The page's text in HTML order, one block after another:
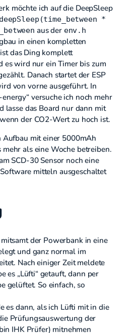
möchte ich auf die DeepSleep
*
aus der env.h
in einen kompletten
das Ding komplett
es wird nur ein Timer bis zum
Danach startet der ESP
von vorne ausgeführt. In
versuche ich noch mehr
lasse das Board nur dann mit
der CO2-Wert zu hoch ist.
Aufbau mit einer 5000mAh
als eine Woche betreiben.
SCD-30 Sensor noch eine
mitteln ausgeschaltet
der Powerbank in eine
und ganz normal im
Nach einiger Zeit meldete
es „Lüfti“ getauft, dann per
gelüftet. So einfach, so
es dann, als ich Lüfti mit in die
Prüfungsauswertung der
IHK Prüfer) mitnehmen